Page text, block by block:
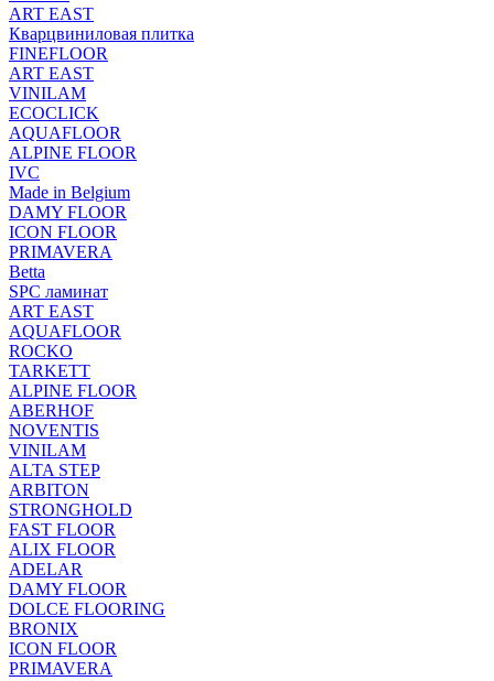
ART EAST
Кварцвиниловая плитка
FINEFLOOR
ART EAST
VINILAM
ECOCLICK
AQUAFLOOR
ALPINE FLOOR
IVC
Made in Belgium
DAMY FLOOR
ICON FLOOR
PRIMAVERA
Betta
SPC ламинат
ART EAST
AQUAFLOOR
ROCKO
TARKETT
ALPINE FLOOR
ABERHOF
NOVENTIS
VINILAM
ALTA STEP
ARBITON
STRONGHOLD
FAST FLOOR
ALIX FLOOR
ADELAR
DAMY FLOOR
DOLCE FLOORING
BRONIX
ICON FLOOR
PRIMAVERA